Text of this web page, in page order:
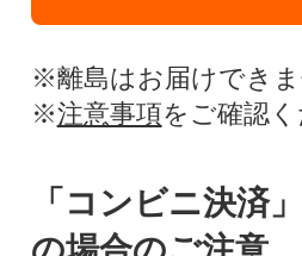
※離島はお届けでき
※注意事項をご確認く
「コンビニ決済